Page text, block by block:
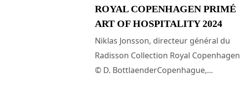
ROYAL COPENHAGEN PRIMÉ
ART OF HOSPITALITY 2024
Niklas Jonsson, directeur général du
Radisson Collection Royal Copenhagen
© D. BottlaenderCopenhague,...